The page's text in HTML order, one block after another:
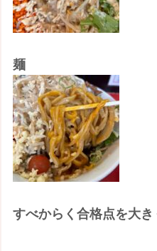
麺
すべからく合格点を大